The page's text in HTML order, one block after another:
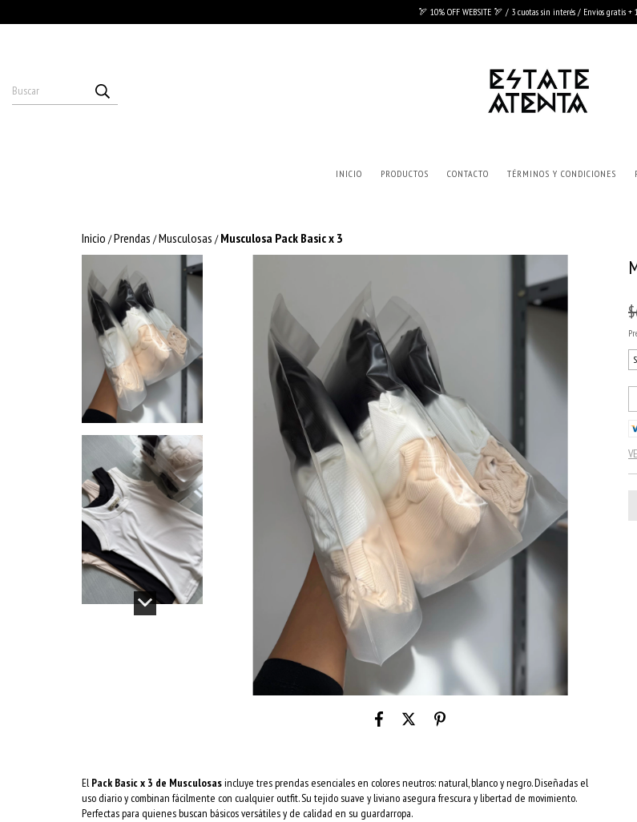
🏹 10% OFF WEBSITE 🏹 / 3 cuotas sin interés / Envios gratis +
INICIO PRODUCTOS CONTACTO TÉRMINOS Y CONDICIONES
Inicio /Prendas /Musculosas / Musculosa Pack Basic x 3
El Pack Basic x 3 de Musculosasincluye tres prendas esenciales en colores neutros: natural, blanco y negro. Diseñadas el
uso diario y combinan fácilmente con cualquier outfit. Su tejido suave y liviano asegura frescura y libertad de movimiento.
Perfectas para quienes buscan básicos versátiles y de calidad en su guardarropa.